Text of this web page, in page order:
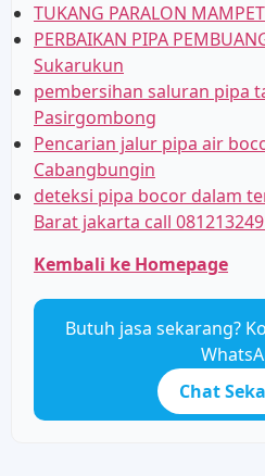
TUKANG PARALON
PERBAIKAN PIPA
Sukarukun
pembersihan saluran pipa
Pasirgombong
Pencarian jalur pipa air
Cabangbungin
deteksi pipa bocor dalam
Barat jakarta call
Kembali ke Homepage
Butuh jasa sekarang?
Chat